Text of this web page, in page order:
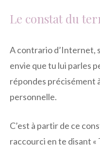
Le constat du
A contrario d’Internet,
envie que tu lui parles
répondes précisément
personnelle.
C’est à partir de ce
raccourci en te disant «